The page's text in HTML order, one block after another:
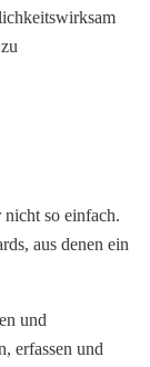
so einfach.
aus denen ein
und
erfassen und